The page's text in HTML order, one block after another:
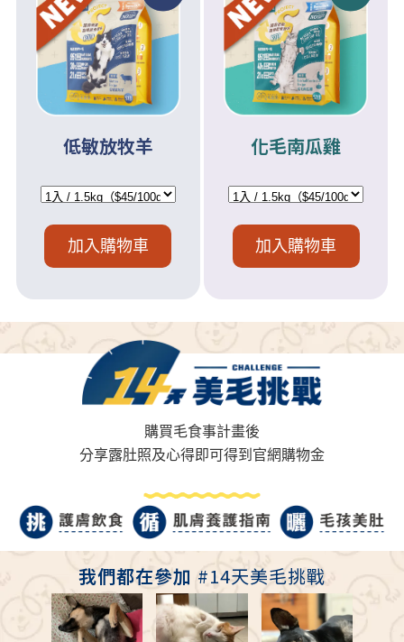
低敏放牧羊
加入購物車
化毛南瓜雞
加入購物車
購買毛食事計畫後
分享露肚照及心得即可得到官網購物金
我們都在參加 #14天美毛挑戰